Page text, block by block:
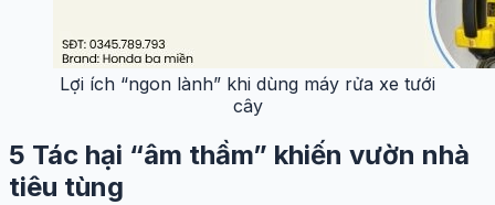
Lợi ích “ngon lành” khi dùng máy rửa xe tưới
cây
5 Tác hại “âm thầm” khiến vườn nhà
tiêu tùng